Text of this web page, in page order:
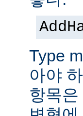
Type
아야
항목